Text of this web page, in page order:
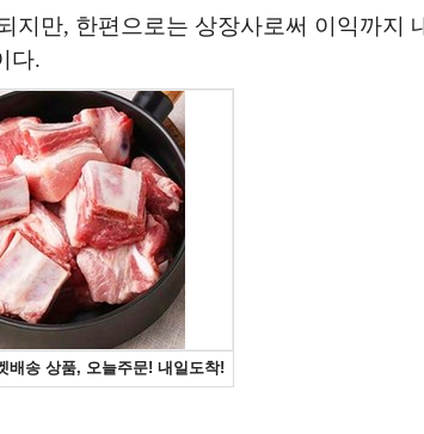
만, 한편으로는 상장사로써 이익까지
다.